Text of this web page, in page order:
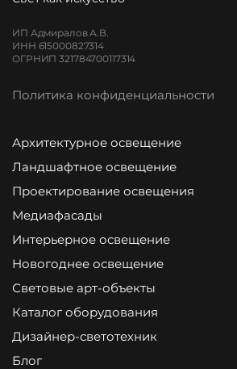
ИП Адмиралов А.В.
ИНН 615000827314
ОГРНИП 321784700117314
Политика конфиденциальности
Архитектурное освещение
Ландшафтное освещение
Проектирование освещения
Медиафасады
Интерьерное освещение
Новогоднее освещение
Световые арт-объекты
Каталог оборудования
Дизайнер-светотехник
Блог